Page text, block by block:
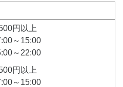
円以上
～15:00
～22:00
円以上
～15:00